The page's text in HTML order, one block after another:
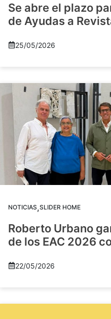
Se abre el plazo
de Ayudas a
25/05/2026
NOTICIAS,SLIDER HOME
Roberto Urbano
de los EAC 2026
22/05/2026